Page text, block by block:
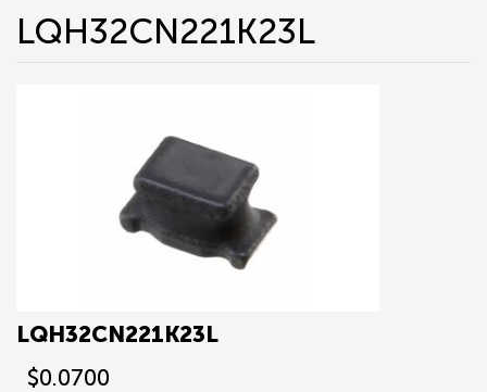
LQH32CN221K23L
LQH32CN221K23L
$0.0700